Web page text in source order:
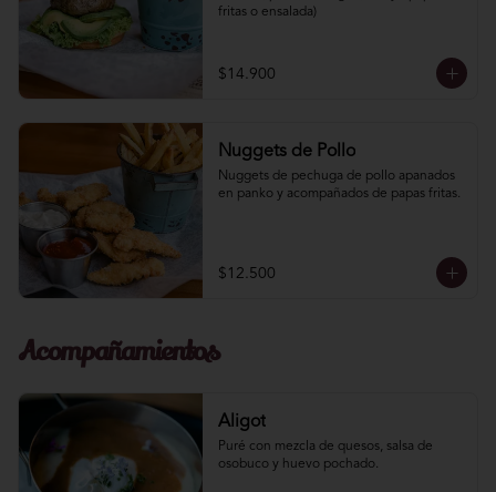
fritas o ensalada)
$14.900
Nuggets de Pollo
Nuggets de pechuga de pollo apanados
en panko y acompañados de papas fritas.
$12.500
Acompañamientos
Aligot
Puré con mezcla de quesos, salsa de
osobuco y huevo pochado.